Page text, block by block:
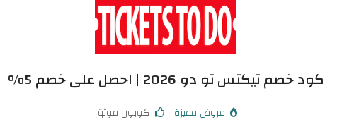
كود خصم تيكتس تو دو 2026 | احصل على خصم 5%
عروض مميزة كوبون موثق